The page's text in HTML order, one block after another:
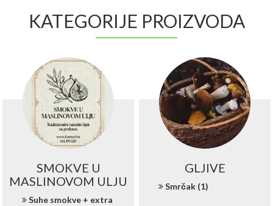
KATEGORIJE PROIZVODA
SMOKVE U
MASLINOVOM ULJU
Suhe smokve + extra
GLJIVE
Smrčak (1)